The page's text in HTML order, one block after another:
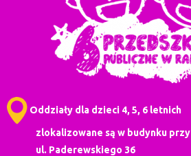
Oddziały dla dzieci 4, 5, 6 letnich
zlokalizowane są w budynku przy
ul. Paderewskiego 36